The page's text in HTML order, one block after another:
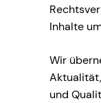
Inhalte
Wir
und